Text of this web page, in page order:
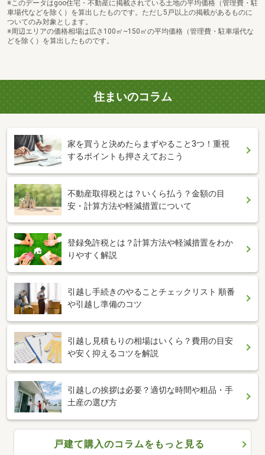
※このデータはgoo住宅・不動産に掲載されている土地の平均価格（管理費・駐
車場代などを除く）を算出したものです。ただし5戸以上の掲載があるものに
ついてのみ対象とします。
※周辺エリアの価格相場は広さ100㎡~150㎡の平均価格（管理費・駐車場代な
どを除く）を算出したものです。
住まいのコラム
家を買うと決めたらまずやること3つ！重視
するポイントも押さえておこう
不動産取得税とは？いくら払う？金額の目
安・計算方法や軽減措置について
登録免許税とは？計算方法や軽減措置をわか
りやすく解説
引越し手続きのやることチェックリスト 順番
や引越し準備のコツ
引越し見積もりの相場はいくら？費用の目安
や安く抑えるコツを解説
引越しの挨拶は必要？適切な時間や粗品・手
土産の選び方
戸建て購入のコラムをもっと見る